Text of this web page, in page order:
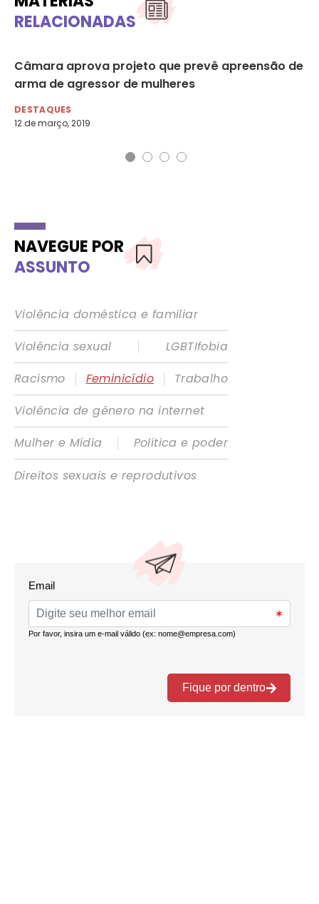
RELACIONADAS
Câmara aprova projeto que prevê apreensão de
arma de agressor de mulheres
DESTAQUES
12 de março, 2019
NAVEGUE POR
ASSUNTO
Violência doméstica e familiar
Violência sexual
|
LGBTIfobia
Racismo
| Feminicídio |
Trabalho
Violência de gênero na internet
Mulher e Mídia
|
Política e poder
Direitos sexuais e reprodutivos